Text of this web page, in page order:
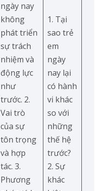
ngày nay
không
phát triển
sự trách
nhiệm và
động lực
như
trước. 2.
Vai trò
của sự
tôn trọng
và hợp
tác. 3.
Phương
1. Tại
sao trẻ
em
ngày
nay lại
có hành
vi khác
so với
những
thế hệ
trước?
2. Sự
khác